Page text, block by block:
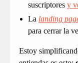
suscriptores y
La landing
para cerrar la
Estoy